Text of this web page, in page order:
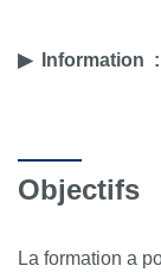
▶ Information :
Objectifs
La formation a